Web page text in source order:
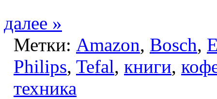
далее »
Метки: Amazon, Bosch,
Philips, Tefal, книги,
техника